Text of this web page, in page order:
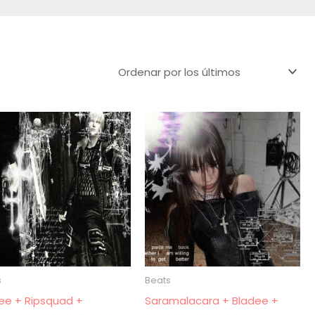
+ Ripsquad +
Beats
Saramalacara + Bladee +